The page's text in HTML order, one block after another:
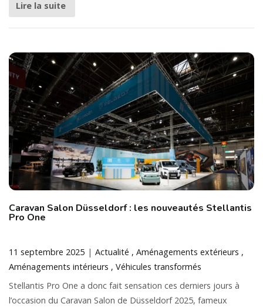
Lire la suite
Caravan Salon Düsseldorf : les nouveautés Stellantis
Pro One
11 septembre 2025 Actualité
Aménagements extérieurs
Aménagements intérieurs
Véhicules transformés
Stellantis Pro One a donc fait sensation ces derniers jours à
l’occasion du Caravan Salon de Düsseldorf 2025, fameux